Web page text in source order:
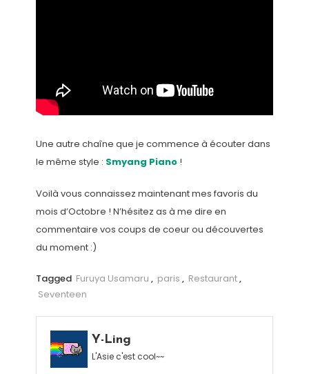
Une autre chaîne que je commence à écouter dans
le même style : Smyang Piano!
Voilà vous connaissez maintenant mes favoris du
mois d’Octobre ! N’hésitez as à me dire en
commentaire vos coups de coeur ou découvertes
du moment :)
Tagged Furuya Usamaru , paris , Restaurant,
Seventeen
Y-Ling
L'Asie c'est cool~~